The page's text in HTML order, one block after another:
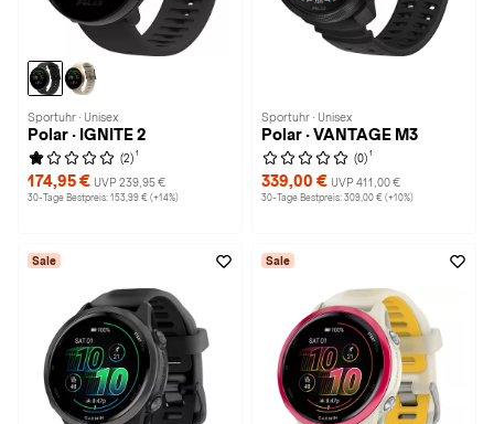
Sportuhr · Unisex
Polar · IGNITE 2
(2) 1
174,95 € UVP 239,95 €
30-Tage Bestpreis: 153,99 € (+14%)
Sportuhr · Unisex
Polar · VANTAGE M3
(0) 1
339,00 € UVP 411,00 €
30-Tage Bestpreis: 309,00 € (+10%)
Sale Sale